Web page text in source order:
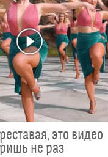
это видео
не раз